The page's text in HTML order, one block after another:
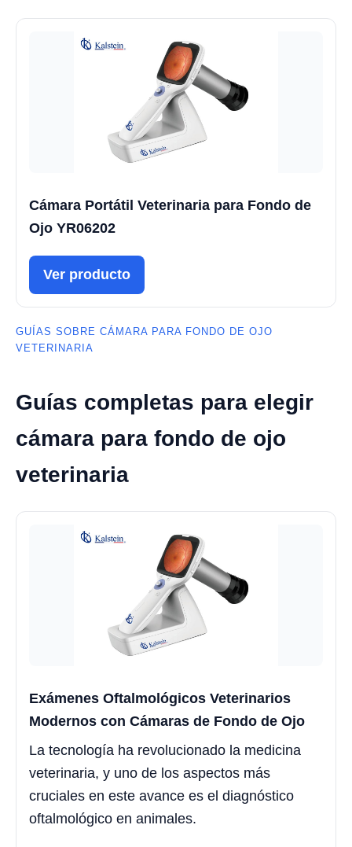
Cámara Portátil Veterinaria para Fondo de
Ojo YR06202
Ver producto
GUÍAS SOBRE CÁMARA PARA FONDO DE OJO
VETERINARIA
Guías completas para elegir
cámara para fondo de ojo
veterinaria
Exámenes Oftalmológicos Veterinarios
Modernos con Cámaras de Fondo de Ojo
La tecnología ha revolucionado la medicina
veterinaria, y uno de los aspectos más
cruciales en este avance es el diagnóstico
oftalmológico en animales.